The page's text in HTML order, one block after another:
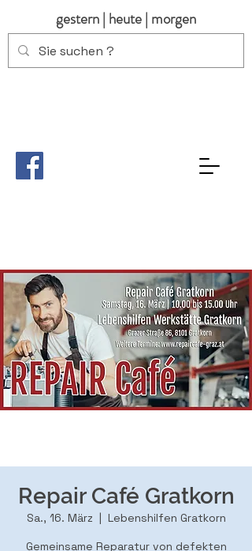
gestern | heute | morgen
Repair Café Gratkorn
Sa., 16. März
  |
Lebenshilfen Gratkorn
Gemeinsame Reparatur von defekten